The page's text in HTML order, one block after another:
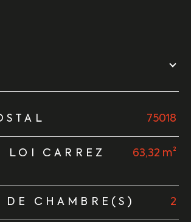
TRAD_ZEPHYR_Valeurs
75018
LOI CARREZ
63,32 m²
DE CHAMBRE(S) 2